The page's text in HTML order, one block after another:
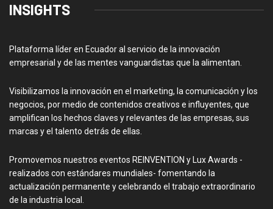
INSIGHTS
Plataforma líder en Ecuador al servicio de la innovación
empresarial y de las mentes vanguardistas que la alimentan.
Visibilizamos la innovación en el marketing, la comunicación y los
negocios, por medio de contenidos creativos e influyentes, que
amplifican los hechos claves y relevantes de las empresas, sus
marcas y el talento detrás de ellas.
Promovemos nuestros eventos REINVENTION y Lux Awards -
realizados con estándares mundiales- fomentando la
actualización permanente y celebrando el trabajo extraordinario
de la industria local.